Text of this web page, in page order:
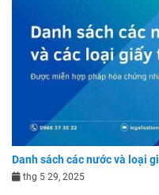
Danh sách các nước và loại
thg 5 29, 2025